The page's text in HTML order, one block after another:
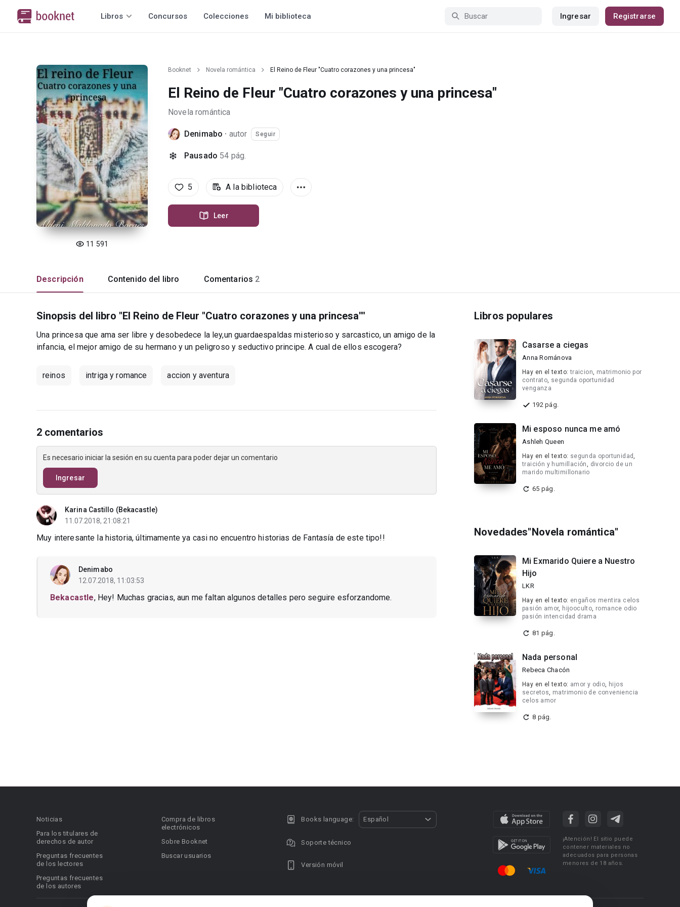
Libros Concursos Colecciones Mi biblioteca Ingresar Registrarse
11 591
Booknet Novela romántica El Reino de Fleur "Cuatro corazones y una princesa"
El Reino de Fleur "Cuatro corazones y una princesa"
Novela romántica
Denimabo · autor Seguir
Pausado 54 pág.
5 A la biblioteca
Leer
Descripción Contenido del libro Comentarios 2
Sinopsis del libro "El Reino de Fleur "Cuatro corazones y una princesa""
Una princesa que ama ser libre y desobedece la ley,un guardaespaldas misterioso y sarcastico, un amigo de la
infancia, el mejor amigo de su hermano y un peligroso y seductivo principe. A cual de ellos escogera?
reinos intriga y romance accion y aventura
2 comentarios
Es necesario iniciar la sesión en su cuenta para poder dejar un comentario
Ingresar
Karina Castillo (Bekacastle)
11.07.2018, 21:08:21
Muy interesante la historia, últimamente ya casi no encuentro historias de Fantasía de este tipo!!
Denimabo
12.07.2018, 11:03:53
Bekacastle, Hey! Muchas gracias, aun me faltan algunos detalles pero seguire esforzandome.
Libros populares
Casarse a ciegas
Anna Románova
Hay en el texto:traicion, matrimonio por
contrato, segunda oportunidad
venganza
192 pág.
Mi esposo nunca me amó
Ashleh Queen
Hay en el texto: segunda oportunidad,
traición y humillación, divorcio de un
marido multimillonario
65 pág.
Novedades"Novela romántica"
Mi Exmarido Quiere a Nuestro
Hijo
LKR
Hay en el texto: engaños mentira celos
pasión amor, hijooculto, romance odio
pasión intencidad drama
81 pág.
Nada personal
Rebeca Chacón
Hay en el texto: amor y odio, hijos
secretos, matrimonio de conveniencia
celos amor
8 pág.
Noticias
Para los titulares de
derechos de autor
Preguntas frecuentes
de los lectores
Preguntas frecuentes
de los autores
Compra de libros
electrónicos
Sobre Booknet
Buscar usuarios
Books language: Español
Soporte técnico
Versión móvil
¡Atención! El sitio puede
contener materiales no
adecuados para personas
menores de 18 años.